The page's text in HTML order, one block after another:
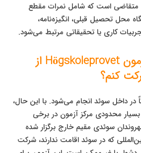
است که شامل نمرات مقطع
محل تحصیل قبلی، انگیزه‌نامه،
کاری یا تحقیقاتی مرتبط می‌شود.
آیا می‌توانم در آزمون Högskoleprovet از
کنم؟
در داخل سوئد انجام می‌شود. با این حال،
محدودی مرکز آزمون در برخی
سوئدی مقیم خارج برگزار شده
که در سوئد اقامت ندارند، شرکت